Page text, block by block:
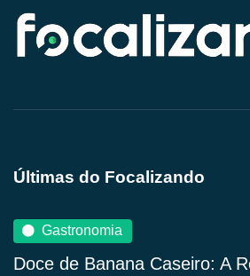
Últimas do Focalizando
Gastronomia
Doce de Banana Caseiro: A